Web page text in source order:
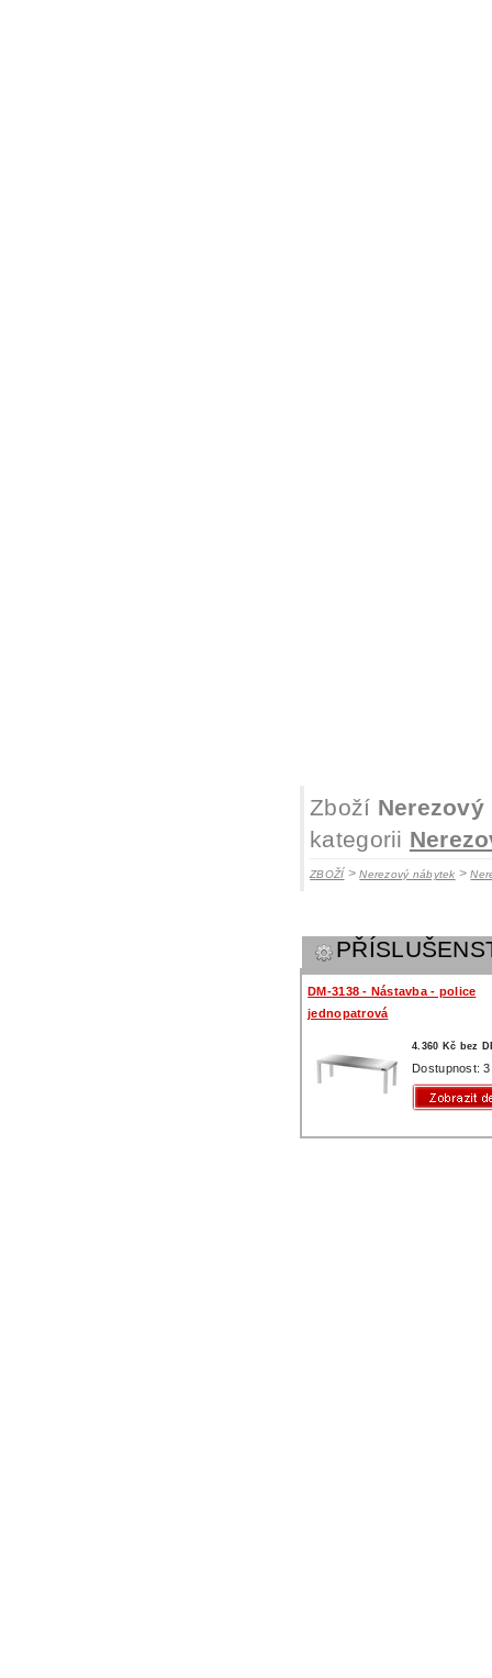
Zboží
kategorii
ZBOŽÍ>Nerezový nábytek >
DM-3138 - Nástavba - police
jednopatrová
4.360 Kč bez
Dostupnost: